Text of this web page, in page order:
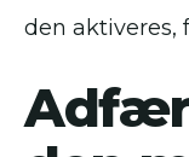
den aktiveres,